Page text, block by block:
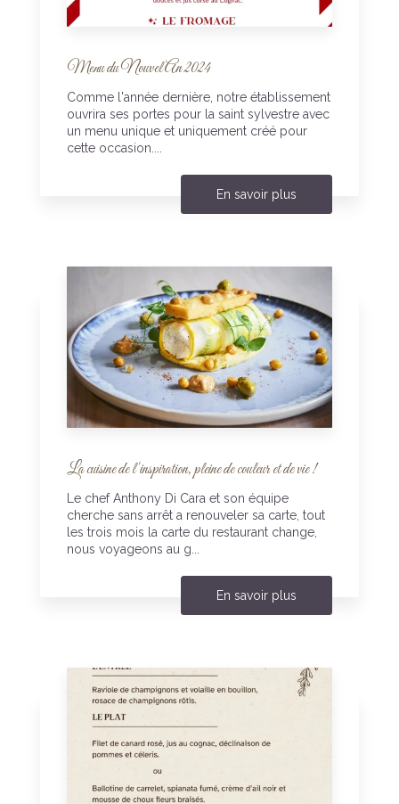
Menu du Nouvel An 2024
Comme l'année dernière, notre établissement
ouvrira ses portes pour la saint sylvestre avec
un menu unique et uniquement créé pour
cette occasion....
En savoir plus
La cuisine de l'inspiration, pleine de couleur et de vie !
Le chef Anthony Di Cara et son équipe
cherche sans arrêt a renouveler sa carte, tout
les trois mois la carte du restaurant change,
nous voyageons au g...
En savoir plus